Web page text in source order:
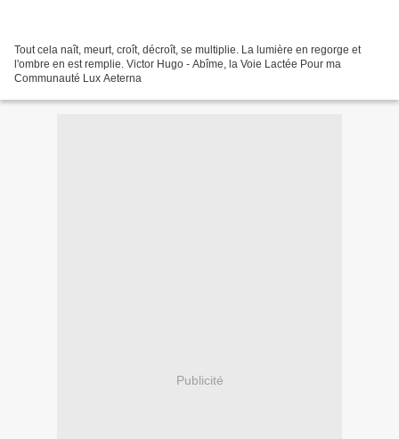
Tout cela naît, meurt, croît, décroît, se multiplie. La lumière en regorge et
l'ombre en est remplie. Victor Hugo - Abîme, la Voie Lactée Pour ma
Communauté Lux Aeterna
Publicité